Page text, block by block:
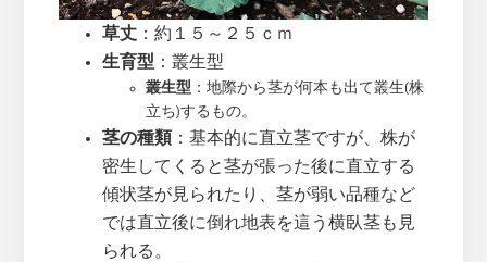
草丈：約１５～２５ｃｍ
生育型 ：叢生型
叢生型 ：地際から茎が何本も出て叢生(株
立ち)するもの。
茎の種類 ：基本的に直立茎ですが、株が
密生してくると茎が張った後に直立する
傾状茎が見られたり、茎が弱い品種など
では直立後に倒れ地表を這う横臥茎も見
られる。